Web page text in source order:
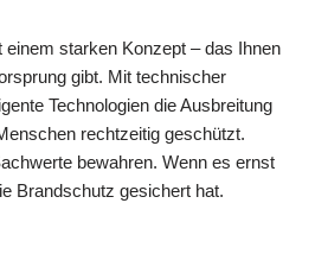
einem starken Konzept – das Ihnen
gibt. Mit technischer
Technologien die Ausbreitung
rechtzeitig geschützt.
bewahren. Wenn es ernst
Brandschutz gesichert hat.